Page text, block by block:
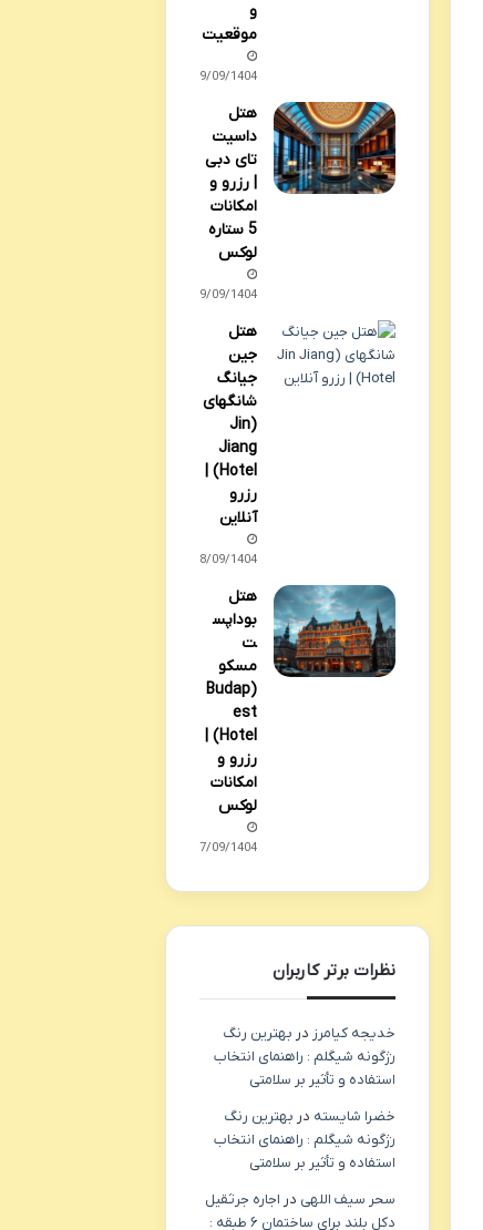
و
موقعیت
29/09/1404
هتل
داسیت
تای دبی
| رزرو و
امکانات
5 ستاره
لوکس
29/09/1404
هتل
جین
جیانگ
شانگهای
(Jin
Jiang
Hotel) |
رزرو
آنلاین
28/09/1404
هتل
بوداپس
ت
مسکو
(Budap
est
Hotel) |
رزرو و
امکانات
لوکس
27/09/1404
نظرات برتر کاربران
خدیجه کیامرز در بهترین رنگ
رژگونه شیگلم : راهنمای انتخاب
استفاده و تأثیر بر سلامتی
خضرا شایسته در بهترین رنگ
رژگونه شیگلم : راهنمای انتخاب
استفاده و تأثیر بر سلامتی
سحر سیف اللهی در اجاره جرثقیل
دکل بلند برای ساختمان ۶ طبقه :